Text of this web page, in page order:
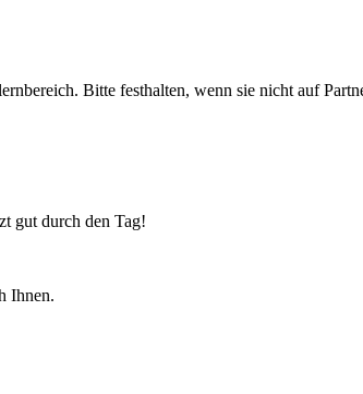
Bitte festhalten, wenn sie nicht auf
gut durch den Tag!
Ihnen.